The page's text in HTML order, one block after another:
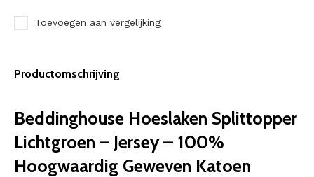
Toevoegen aan vergelijking
Productomschrijving
Beddinghouse Hoeslaken Splittopper
Lichtgroen – Jersey – 100%
Hoogwaardig Geweven Katoen